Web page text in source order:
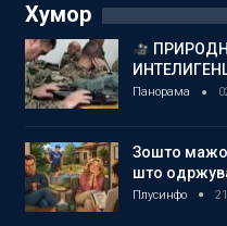
Хумор
Панорама
Зошто
што
Плусинфо